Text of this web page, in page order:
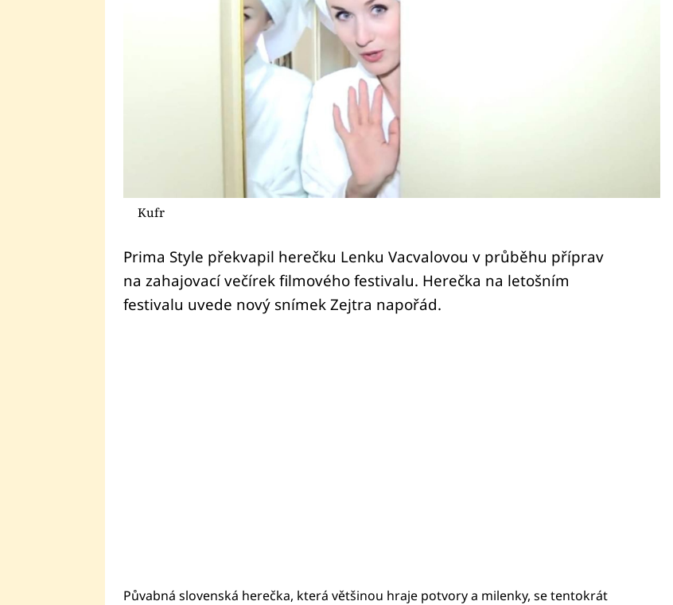
Kufr
Prima Style překvapil herečku Lenku Vacvalovou v průběhu příprav
na zahajovací večírek filmového festivalu. Herečka na letošním
festivalu uvede nový snímek Zejtra napořád.
Půvabná slovenská herečka, která většinou hraje potvory a milenky, se tentokrát